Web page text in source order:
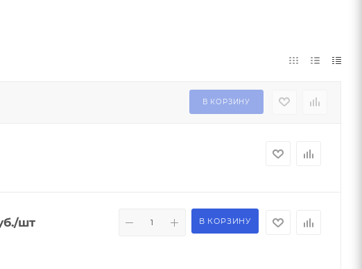
В КОРЗИНУ
/шт В КОРЗИНУ